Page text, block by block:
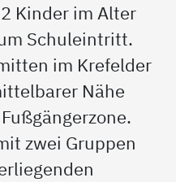
Kinder im Alter
Schuleintritt.
im Krefelder
Nähe
zwei Gruppen